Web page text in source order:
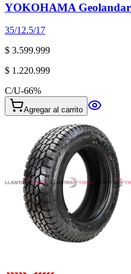
YOKOHAMA
35/12.5/17
$ 3.599.999
$ 1.220.999
C/U-66%
Agregar al carrito